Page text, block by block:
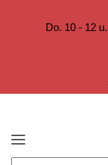
Do. 10 - 12